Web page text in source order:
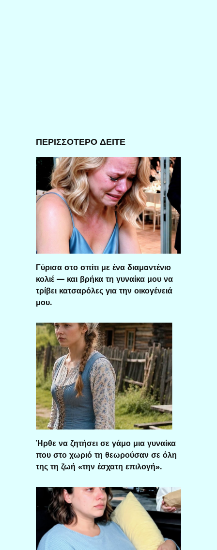
ΠΕΡΙΣΣΟΤΕΡΟ ΔΕΙΤΕ
Γύρισα στο σπίτι με ένα διαμαντένιο
κολιέ — και βρήκα τη γυναίκα μου να
τρίβει κατσαρόλες για την οικογένειά
μου.
Ήρθε να ζητήσει σε γάμο μια γυναίκα
που στο χωριό τη θεωρούσαν σε όλη
της τη ζωή «την έσχατη επιλογή».